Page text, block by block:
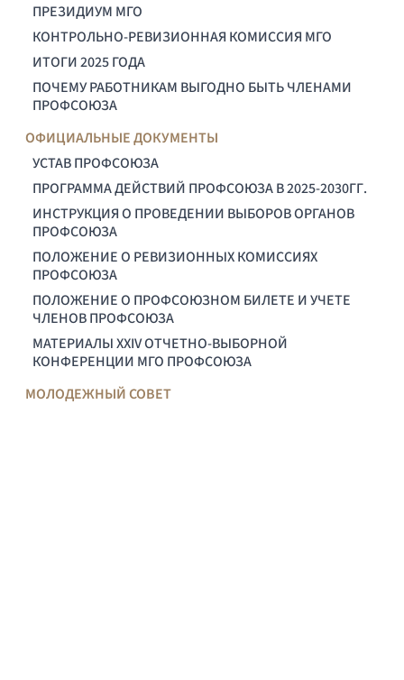
ПРЕЗИДИУМ МГО
КОНТРОЛЬНО-РЕВИЗИОННАЯ КОМИССИЯ МГО
ИТОГИ 2025 ГОДА
ПОЧЕМУ РАБОТНИКАМ ВЫГОДНО БЫТЬ ЧЛЕНАМИ
ПРОФСОЮЗА
ОФИЦИАЛЬНЫЕ ДОКУМЕНТЫ
УСТАВ ПРОФСОЮЗА
ПРОГРАММА ДЕЙСТВИЙ ПРОФСОЮЗА В 2025-2030ГГ.
ИНСТРУКЦИЯ О ПРОВЕДЕНИИ ВЫБОРОВ ОРГАНОВ
ПРОФСОЮЗА
ПОЛОЖЕНИЕ О РЕВИЗИОННЫХ КОМИССИЯХ
ПРОФСОЮЗА
ПОЛОЖЕНИЕ О ПРОФСОЮЗНОМ БИЛЕТЕ И УЧЕТЕ
ЧЛЕНОВ ПРОФСОЮЗА
МАТЕРИАЛЫ XXIV ОТЧЕТНО-ВЫБОРНОЙ
КОНФЕРЕНЦИИ МГО ПРОФСОЮЗА
МОЛОДЕЖНЫЙ СОВЕТ